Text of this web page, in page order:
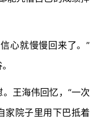
心就慢慢回来了。”
王海伟回忆，“一次
家院子里用下巴抵着